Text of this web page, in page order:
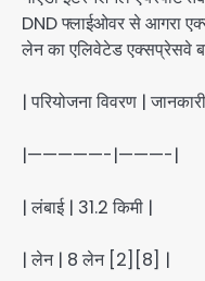
DND फ्लाईओवर से आगरा
लेन का एलिवेटेड एक्सप्रेसवे
| परियोजना विवरण |
|—————-|———-|
| लंबाई | 31.2 किमी |
| लेन | 8 लेन [2][8] |